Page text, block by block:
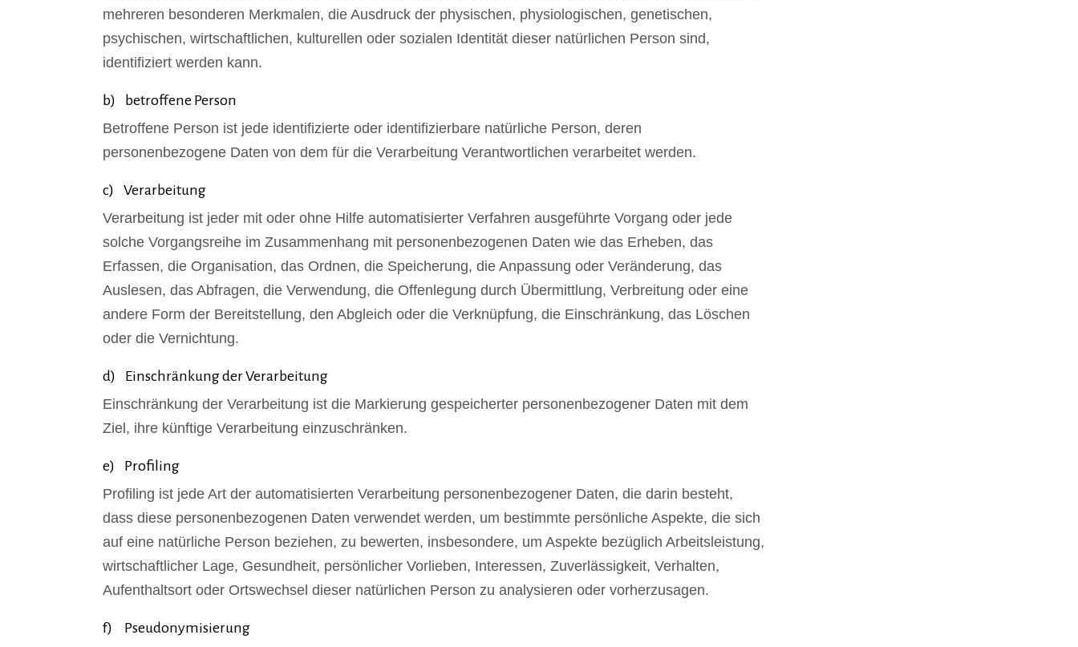
mehreren besonderen Merkmalen, die Ausdruck der physischen, physiologischen, genetischen,
psychischen, wirtschaftlichen, kulturellen oder sozialen Identität dieser natürlichen Person sind,
identifiziert werden kann.
b) betroffene Person
Betroffene Person ist jede identifizierte oder identifizierbare natürliche Person, deren
personenbezogene Daten von dem für die Verarbeitung Verantwortlichen verarbeitet werden.
c) Verarbeitung
Verarbeitung ist jeder mit oder ohne Hilfe automatisierter Verfahren ausgeführte Vorgang oder jede
solche Vorgangsreihe im Zusammenhang mit personenbezogenen Daten wie das Erheben, das
Erfassen, die Organisation, das Ordnen, die Speicherung, die Anpassung oder Veränderung, das
Auslesen, das Abfragen, die Verwendung, die Offenlegung durch Übermittlung, Verbreitung oder eine
andere Form der Bereitstellung, den Abgleich oder die Verknüpfung, die Einschränkung, das Löschen
oder die Vernichtung.
d) Einschränkung der Verarbeitung
Einschränkung der Verarbeitung ist die Markierung gespeicherter personenbezogener Daten mit dem
Ziel, ihre künftige Verarbeitung einzuschränken.
e) Profiling
Profiling ist jede Art der automatisierten Verarbeitung personenbezogener Daten, die darin besteht,
dass diese personenbezogenen Daten verwendet werden, um bestimmte persönliche Aspekte, die sich
auf eine natürliche Person beziehen, zu bewerten, insbesondere, um Aspekte bezüglich Arbeitsleistung,
wirtschaftlicher Lage, Gesundheit, persönlicher Vorlieben, Interessen, Zuverlässigkeit, Verhalten,
Aufenthaltsort oder Ortswechsel dieser natürlichen Person zu analysieren oder vorherzusagen.
f) Pseudonymisierung